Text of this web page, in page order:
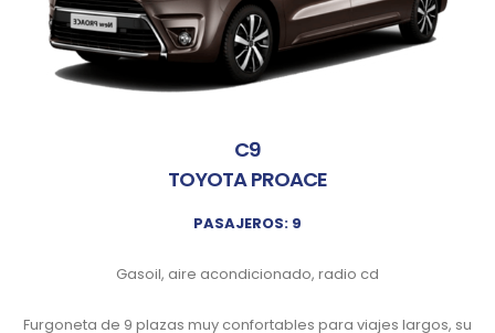
C9
TOYOTA PROACE
PASAJEROS: 9
Gasoil, aire acondicionado, radio cd
Furgoneta de 9 plazas muy confortables para viajes largos, su